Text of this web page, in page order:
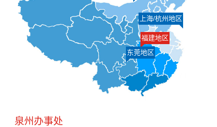
上海/杭州地区
福建地区
东莞地区
泉州办事处